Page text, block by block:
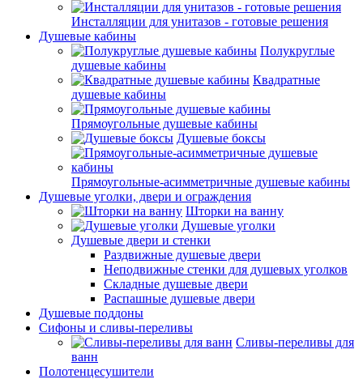
Инсталляции для унитазов - готовые решения
Душевые кабины
Полукруглые
душевые кабины
Квадратные
душевые кабины
Прямоугольные душевые кабины
Душевые боксы
Прямоугольные-асимметричные душевые кабины
Душевые уголки, двери и ограждения
Шторки на ванну
Душевые уголки
Душевые двери и стенки
Раздвижные душевые двери
Неподвижные стенки для душевых уголков
Складные душевые двери
Распашные душевые двери
Душевые поддоны
Сифоны и сливы-переливы
Сливы-переливы для
ванн
Полотенцесушители